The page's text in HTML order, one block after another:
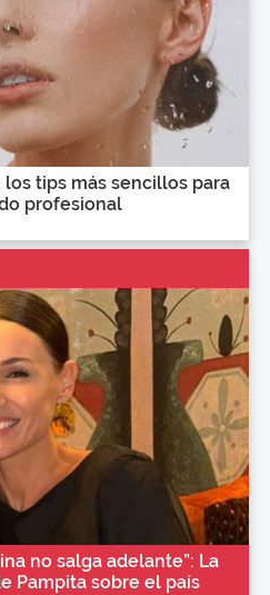
tips más sencillos para
profesional
no salga adelante”: La
Pampita sobre el país